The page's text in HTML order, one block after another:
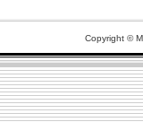
Copyright ©